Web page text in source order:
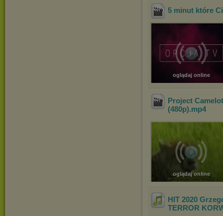
5 minut które
oglądaj online
Project
(480p).mp4
oglądaj online
HIT 2020
TERROR